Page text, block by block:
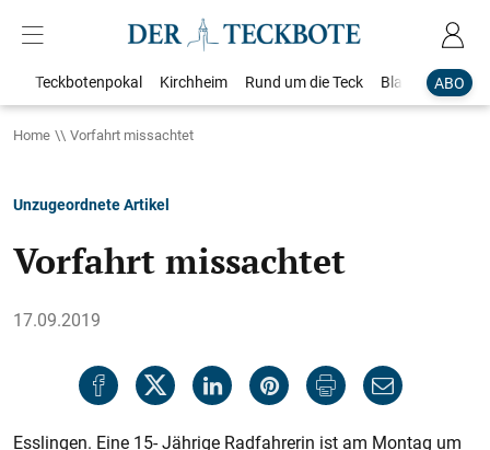
ABO
Teckbotenpokal Kirchheim Rund um die Teck Blaulicht
Home Vorfahrt missachtet
Unzugeordnete Artikel
Vorfahrt missachtet
17.09.2019
Esslingen. Eine 15- Jährige Radfahrerin ist am Montag um